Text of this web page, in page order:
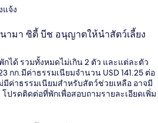
แจ้ง
ามา ซิตี้ บีช อนุญาตให้นำสัตว์เลี้ยง
ได้ รวมทั้งหมดไม่เกิน 2 ตัว และแต่ละตัว
กก.มีค่าธรรมเนียมจำนวน USD 141.25 ต่อ
มีค่าธรรมเนียมสำหรับสัตว์ช่วยเหลือ อาจมี
ปรดติดต่อที่พักเพื่อสอบถามรายละเอียดเพิ่ม